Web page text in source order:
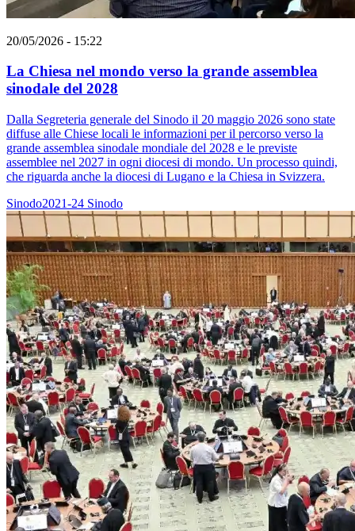
20/05/2026 - 15:22
La Chiesa nel mondo verso la grande assemblea
sinodale del 2028
Dalla Segreteria generale del Sinodo il 20 maggio 2026 sono state
diffuse alle Chiese locali le informazioni per il percorso verso la
grande assemblea sinodale mondiale del 2028 e le previste
assemblee nel 2027 in ogni diocesi di mondo. Un processo quindi,
che riguarda anche la diocesi di Lugano e la Chiesa in Svizzera.
Sinodo2021-24 Sinodo